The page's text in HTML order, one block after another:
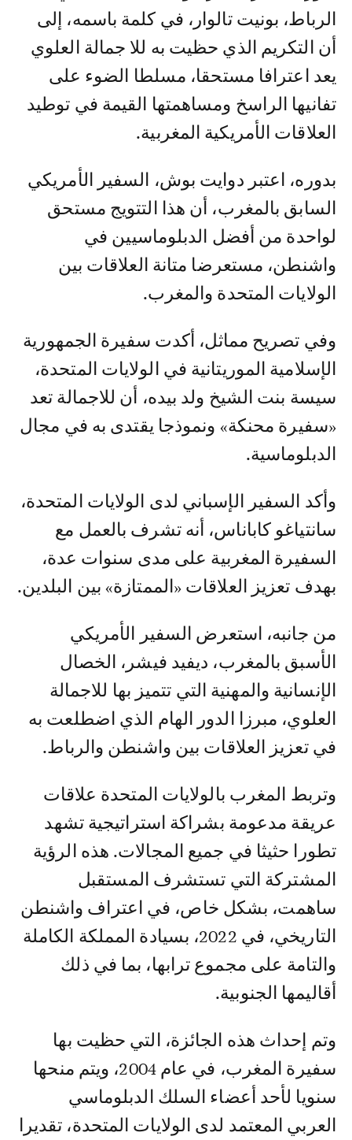
الرباط، بونيت تالوار، في كلمة باسمه، إلى
أن التكريم الذي حظيت به للا جمالة العلوي
يعد اعترافا مستحقا، مسلطا الضوء على
تفانيها الراسخ ومساهمتها القيمة في توطيد
العلاقات الأمريكية المغربية.
بدوره، اعتبر دوايت بوش، السفير الأمريكي
السابق بالمغرب، أن هذا التتويج مستحق
لواحدة من أفضل الدبلوماسيين في
واشنطن، مستعرضا متانة العلاقات بين
الولايات المتحدة والمغرب.
وفي تصريح مماثل، أكدت سفيرة الجمهورية
الإسلامية الموريتانية في الولايات المتحدة،
سيسة بنت الشيخ ولد بيده، أن للاجمالة تعد
«سفيرة محنكة» ونموذجا يقتدى به في مجال
الدبلوماسية.
وأكد السفير الإسباني لدى الولايات المتحدة،
سانتياغو كاباناس، أنه تشرف بالعمل مع
السفيرة المغربية على مدى سنوات عدة،
بهدف تعزيز العلاقات «الممتازة» بين البلدين.
من جانبه، استعرض السفير الأمريكي
الأسبق بالمغرب، ديفيد فيشر، الخصال
الإنسانية والمهنية التي تتميز بها للاجمالة
العلوي، مبرزا الدور الهام الذي اضطلعت به
في تعزيز العلاقات بين واشنطن والرباط.
وتربط المغرب بالولايات المتحدة علاقات
عريقة مدعومة بشراكة استراتيجية تشهد
تطورا حثيثا في جميع المجالات. هذه الرؤية
المشتركة التي تستشرف المستقبل
ساهمت، بشكل خاص، في اعتراف واشنطن
التاريخي، في 2022، بسيادة المملكة الكاملة
والتامة على مجموع ترابها، بما في ذلك
أقاليمها الجنوبية.
وتم إحداث هذه الجائزة، التي حظيت بها
سفيرة المغرب، في عام 2004، ويتم منحها
سنويا لأحد أعضاء السلك الدبلوماسي
العربي المعتمد لدى الولايات المتحدة، تقديرا